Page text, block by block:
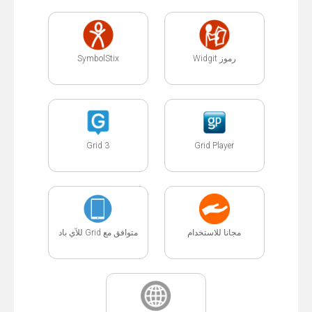
رموز Widgit SymbolStix
Grid Player
Grid 3
مجانا للاستخدام متوافق مع Grid للآي باد